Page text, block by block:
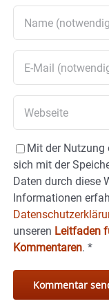
Mit der Nutzung
sich mit der
Daten durch diese
Informationen
unseren Leitfaden
Kommentaren. *